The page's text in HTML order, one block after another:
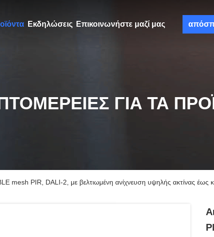
Εκδηλώσεις Επικοινωνήστε μαζί μας
ΓΙΑ ΤΑ
mesh PIR, DALI-2, με βελτιωμένη ανίχνευση υψηλής ακτίνας έως